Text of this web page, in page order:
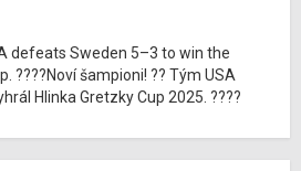
defeats Sweden 5–3 to win the
????Noví šampioni! ?? Tým USA
Hlinka Gretzky Cup 2025. ????